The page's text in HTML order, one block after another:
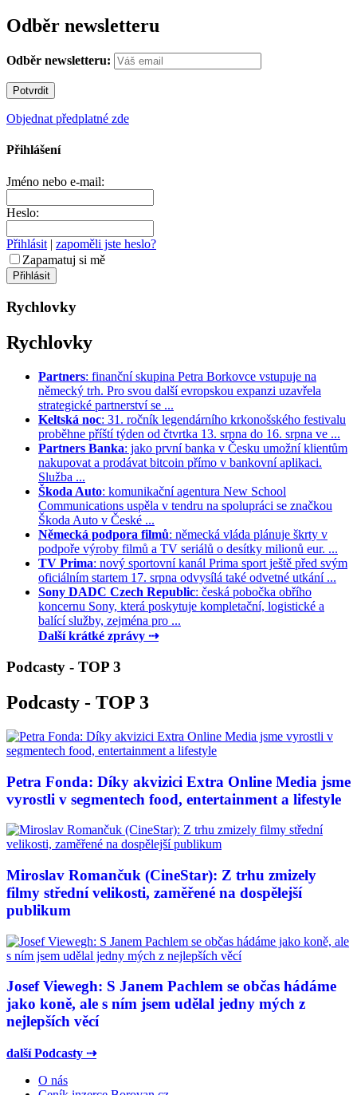
Odběr newsletteru
Odběr newsletteru:
Objednat předplatné zde
Přihlášení
Jméno nebo e-mail:
Heslo:
Přihlásit | zapoměli jste heslo?
Zapamatuj si mě
Rychlovky
Rychlovky
Partners: finanční skupina Petra Borkovce vstupuje na
německý trh. Pro svou další evropskou expanzi uzavřela
strategické partnerství se ...
Keltská noc: 31. ročník legendárního krkonošského festivalu
proběhne příští týden od čtvrtka 13. srpna do 16. srpna ve ...
Partners Banka: jako první banka v Česku umožní klientům
nakupovat a prodávat bitcoin přímo v bankovní aplikaci.
Služba ...
Škoda Auto: komunikační agentura New School
Communications uspěla v tendru na spolupráci se značkou
Škoda Auto v České ...
Německá podpora filmů: německá vláda plánuje škrty v
podpoře výroby filmů a TV seriálů o desítky milionů eur. ...
TV Prima: nový sportovní kanál Prima sport ještě před svým
oficiálním startem 17. srpna odvysílá také odvetné utkání ...
Sony DADC Czech Republic: česká pobočka obřího
koncernu Sony, která poskytuje kompletační, logistické a
balící služby, zejména pro ...
Další krátké zprávy ⇢
Podcasty - TOP 3
Podcasty - TOP 3
Petra Fonda: Díky akvizici Extra Online Media jsme
vyrostli v segmentech food, entertainment a lifestyle
Miroslav Romančuk (CineStar): Z trhu zmizely
filmy střední velikosti, zaměřené na dospělejší
publikum
Josef Viewegh: S Janem Pachlem se občas hádáme
jako koně, ale s ním jsem udělal jedny mých z
nejlepších věcí
další Podcasty ⇢
O nás